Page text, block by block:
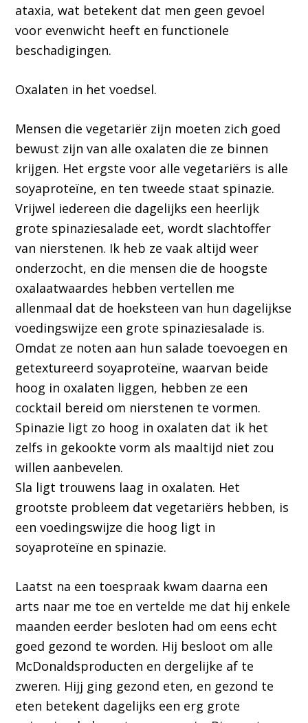
ataxia, wat betekent dat men geen gevoel
voor evenwicht heeft en functionele
beschadigingen.
Oxalaten in het voedsel.
Mensen die vegetariër zijn moeten zich goed
bewust zijn van alle oxalaten die ze binnen
krijgen. Het ergste voor alle vegetariërs is alle
soyaproteïne, en ten tweede staat spinazie.
Vrijwel iedereen die dagelijks een heerlijk
grote spinaziesalade eet, wordt slachtoffer
van nierstenen. Ik heb ze vaak altijd weer
onderzocht, en die mensen die de hoogste
oxalaatwaardes hebben vertellen me
allenmaal dat de hoeksteen van hun dagelijkse
voedingswijze een grote spinaziesalade is.
Omdat ze noten aan hun salade toevoegen en
getextureerd soyaproteïne, waarvan beide
hoog in oxalaten liggen, hebben ze een
cocktail bereid om nierstenen te vormen.
Spinazie ligt zo hoog in oxalaten dat ik het
zelfs in gekookte vorm als maaltijd niet zou
willen aanbevelen.
Sla ligt trouwens laag in oxalaten. Het
grootste probleem dat vegetariërs hebben, is
een voedingswijze die hoog ligt in
soyaproteïne en spinazie.
Laatst na een toespraak kwam daarna een
arts naar me toe en vertelde me dat hij enkele
maanden eerder besloten had om eens echt
goed gezond te worden. Hij besloot om alle
McDonaldsproducten en dergelijke af te
zweren. Hijj ging gezond eten, en gezond te
eten betekent dagelijks een erg grote